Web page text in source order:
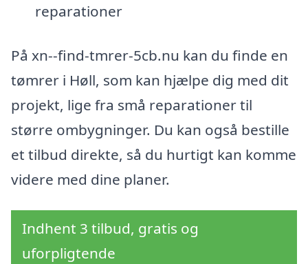
reparationer
På xn--find-tmrer-5cb.nu kan du finde en
tømrer i Høll, som kan hjælpe dig med dit
projekt, lige fra små reparationer til
større ombygninger. Du kan også bestille
et tilbud direkte, så du hurtigt kan komme
videre med dine planer.
Indhent 3 tilbud, gratis og
uforpligtende